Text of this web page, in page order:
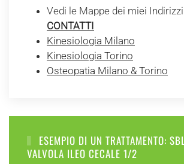
Vedi le Mappe dei miei
CONTATTI
Kinesiologia Milano
Kinesiologia Torino
Osteopatia Milano & Torino
ESEMPIO DI UN TRATTAMENTO:
VALVOLA ILEO CECALE 1/2